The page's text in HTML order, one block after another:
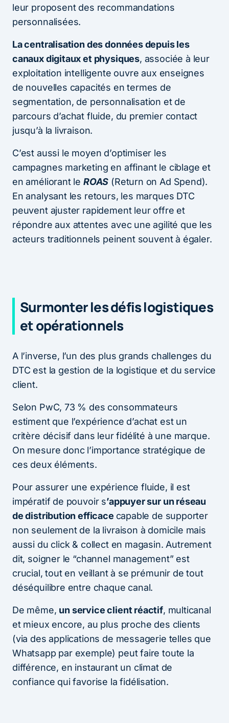
leur proposent des recommandations
personnalisées.
La centralisation des données depuis les
canaux digitaux et physiques, associée à leur
exploitation intelligente ouvre aux enseignes
de nouvelles capacités en termes de
segmentation, de personnalisation et de
parcours d’achat fluide, du premier contact
jusqu’à la livraison.
C’est aussi le moyen d’optimiser les
campagnes marketing en affinant le ciblage et
en améliorant le ROAS (Return on Ad Spend).
En analysant les retours, les marques DTC
peuvent ajuster rapidement leur offre et
répondre aux attentes avec une agilité que les
acteurs traditionnels peinent souvent à égaler.
Surmonter les défis logistiques
et opérationnels
A l’inverse, l’un des plus grands challenges du
DTC est la gestion de la logistique et du service
client.
Selon PwC, 73 % des consommateurs
estiment que l’expérience d’achat est un
critère décisif dans leur fidélité à une marque.
On mesure donc l’importance stratégique de
ces deux éléments.
Pour assurer une expérience fluide, il est
impératif de pouvoir s’appuyer sur un réseau
de distribution efficace capable de supporter
non seulement de la livraison à domicile mais
aussi du click & collect en magasin. Autrement
dit, soigner le “channel management” est
crucial, tout en veillant à se prémunir de tout
déséquilibre entre chaque canal.
De même, un service client réactif, multicanal
et mieux encore, au plus proche des clients
(via des applications de messagerie telles que
Whatsapp par exemple) peut faire toute la
différence, en instaurant un climat de
confiance qui favorise la fidélisation.